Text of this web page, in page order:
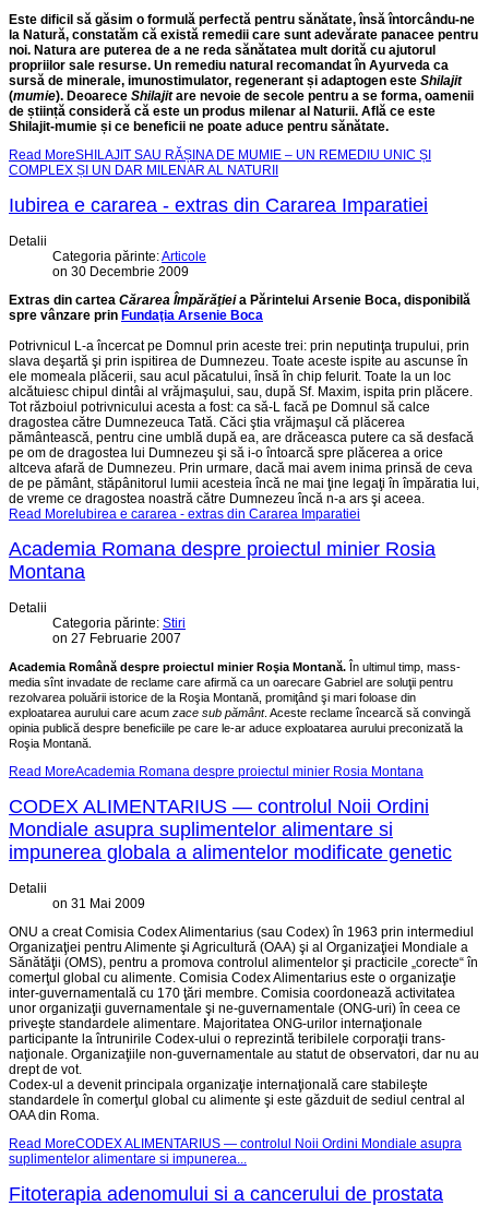
Este dificil să găsim o formulă perfectă pentru sănătate, însă întorcându-ne
la Natură, constatăm că există remedii care sunt adevărate panacee pentru
noi. Natura are puterea de a ne reda sănătatea mult dorită cu ajutorul
propriilor sale resurse. Un remediu natural recomandat în Ayurveda ca
sursă de minerale, imunostimulator, regenerant și adaptogen este Shilajit
(mumie). Deoarece Shilajitare nevoie de secole pentru a se forma, oamenii
de știință consideră că este un produs milenar al Naturii. Află ce este
Shilajit-mumie și ce beneficii ne poate aduce pentru sănătate.
Read MoreSHILAJIT SAU RĂȘINA DE MUMIE – UN REMEDIU UNIC ȘI
COMPLEX ȘI UN DAR MILENAR AL NATURII
Iubirea e cararea - extras din Cararea Imparatiei
Detalii
Categoria părinte:Articole
on 30 Decembrie 2009
Extras din cartea Cărarea Împărăţieia Părintelui Arsenie Boca, disponibilă
spre vânzare prin Fundaţia Arsenie Boca
Potrivnicul L-a încercat pe Domnul prin aceste trei: prin neputinţa trupului, prin
slava deşartă şi prin ispitirea de Dumnezeu. Toate aceste ispite au ascunse în
ele momeala plăcerii, sau acul păcatului, însă în chip felurit. Toate la un loc
alcătuiesc chipul dintâi al vrăjmaşului, sau, după Sf. Maxim, ispita prin plăcere.
Tot războiul potrivnicului acesta a fost: ca să-L facă pe Domnul să calce
dragostea către Dumnezeuca Tată. Căci ştia vrăjmaşul că plăcerea
pământească, pentru cine umblă după ea, are drăceasca putere ca să desfacă
pe om de dragostea lui Dumnezeu şi să i-o întoarcă spre plăcerea a orice
altceva afară de Dumnezeu. Prin urmare, dacă mai avem inima prinsă de ceva
de pe pământ, stăpânitorul lumii acesteia încă ne mai ţine legaţi în împăratia lui,
de vreme ce dragostea noastră către Dumnezeu încă n-a ars şi aceea.
Read MoreIubirea e cararea - extras din Cararea Imparatiei
Academia Romana despre proiectul minier Rosia
Montana
Detalii
Categoria părinte: Stiri
on 27 Februarie 2007
Academia Română despre proiectul minier Roşia Montană. În ultimul timp, mass-
media sînt invadate de reclame care afirmă ca un oarecare Gabriel are soluţii pentru
rezolvarea poluării istorice de la Roşia Montană, promiţând şi mari foloase din
exploatarea aurului care acum zace sub pământ. Aceste reclame încearcă să convingă
opinia publică despre beneficiile pe care le-ar aduce exploatarea aurului preconizată la
Roşia Montană
Read MoreAcademia Romana despre proiectul minier Rosia Montana
CODEX ALIMENTARIUS — controlul Noii Ordini
Mondiale asupra suplimentelor alimentare si
impunerea globala a alimentelor modificate genetic
Detalii
on 31 Mai 2009
ONU a creat Comisia Codex Alimentarius (sau Codex) în 1963 prin intermediul
Organizaţiei pentru Alimente şi Agricultură (OAA) şi al Organizaţiei Mondiale a
Sănătăţii (OMS), pentru a promova controlul alimentelor şi practicile „corecte“ în
comerţul global cu alimente. Comisia Codex Alimentarius este o organizaţie
inter-guvernamentală cu 170 ţări membre. Comisia coordonează activitatea
unor organizaţii guvernamentale şi ne-guvernamentale (ONG-uri) în ceea ce
priveşte standardele alimentare. Majoritatea ONG-urilor internaţionale
participante la întrunirile Codex-ului o reprezintă teribilele corporaţii trans-
naţionale. Organizaţiile non-guvernamentale au statut de observatori, dar nu au
drept de vot.
Codex-ul a devenit principala organizaţie internaţională care stabileşte
standardele în comerţul global cu alimente şi este găzduit de sediul central al
OAA din Roma.
Read MoreCODEX ALIMENTARIUS — controlul Noii Ordini Mondiale asupra
suplimentelor alimentare si impunerea...
Fitoterapia adenomului si a cancerului de prostata